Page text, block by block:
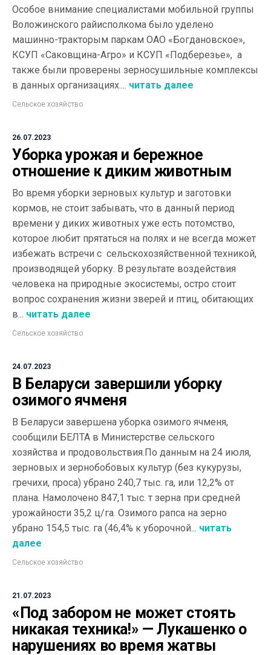
Особое внимание специалистами мобильной группы
Воложинского райисполкома было уделено
машинно-тракторым паркам ОАО «Богдановское»,
КСУП «Саковщина-Агро» и КСУП «Подберезье», а
также были проверены зерносушильные комплексы
в данных организациях.... читать далее
Сельское хозяйство
26.07.2023
Уборка урожая и бережное
отношение к диким животным
Во время уборки зерновых культур и заготовки
кормов, не стоит забывать, что в данный период
времени у диких животных уже есть потомство,
которое любит прятаться на полях и не всегда может
избежать встречи с сельскохозяйственной техникой,
производящей уборку. В результате воздействия
человека на природные экосистемы, остро стоит
вопрос сохранения жизни зверей и птиц, обитающих
в... читать далее
Сельское хозяйство
24.07.2023
В Беларуси завершили уборку
озимого ячменя
В Беларуси завершена уборка озимого ячменя,
сообщили БЕЛТА в Министерстве сельского
хозяйства и продовольствия.По данным на 24 июля,
зерновых и зернобобовых культур (без кукурузы,
гречихи, проса) убрано 240,7 тыс. га, или 12,2% от
плана. Намолочено 847,1 тыс. т зерна при средней
урожайности 35,2 ц/га. Озимого рапса на зерно
убрано 154,5 тыс. га (46,4% к уборочной... читать
далее
Сельское хозяйство
21.07.2023
«Под забором не может стоять
никакая техника!» — Лукашенко о
нарушениях во время жатвы